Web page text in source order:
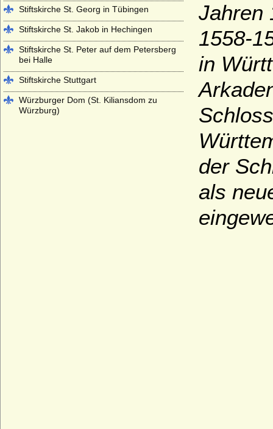
Jahren
1558-
in
der
als
Stiftskirche St. Georg in Tübingen
Stiftskirche St. Jakob in Hechingen
Stiftskirche St. Peter auf dem Petersberg
bei Halle
Stiftskirche Stuttgart
Würzburger Dom (St. Kiliansdom zu
Würzburg)